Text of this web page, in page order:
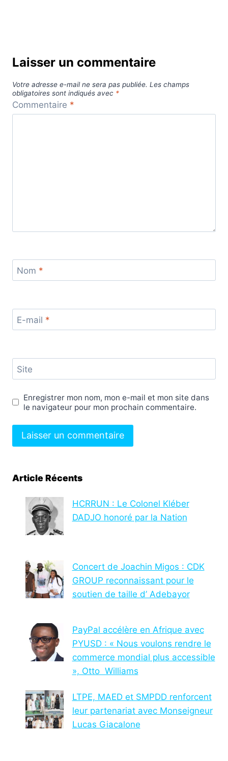
Laisser un commentaire
Votre adresse e-mail ne sera pas publiée. Les champs
obligatoires sont indiqués avec *
Commentaire *
Nom *
E-mail *
Site
Enregistrer mon nom, mon e-mail et mon site dans
le navigateur pour mon prochain commentaire.
Article Récents
HCRRUN : Le Colonel Kléber
DADJO honoré par la Nation
Concert de Joachin Migos : CDK
GROUP reconnaissant pour le
soutien de taille d’ Adebayor
PayPal accélère en Afrique avec
PYUSD : « Nous voulons rendre le
commerce mondial plus accessible
», Otto Williams
LTPE, MAED et SMPDD renforcent
leur partenariat avec Monseigneur
Lucas Giacalone